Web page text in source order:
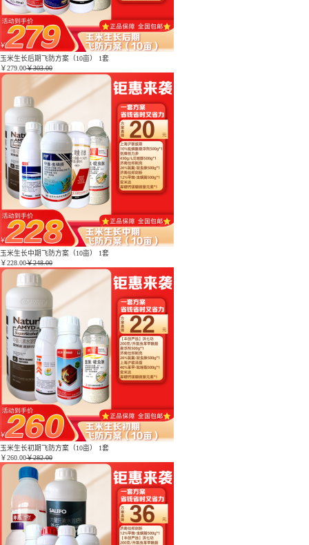
玉米生长后期飞防方案（10亩） 1套
￥279.00￥303.00
玉米生长中期飞防方案（10亩） 1套
￥228.00￥248.00
玉米生长初期飞防方案（10亩） 1套
￥260.00￥282.00